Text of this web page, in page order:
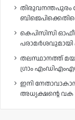
തിരുവനന്തപുരം
കെപിസിസി
പരാമർശവുമായി
തലസ്ഥാനത്ത്
ഗ്രാം
ഇനി
അധ്യക്ഷന്റെ വക